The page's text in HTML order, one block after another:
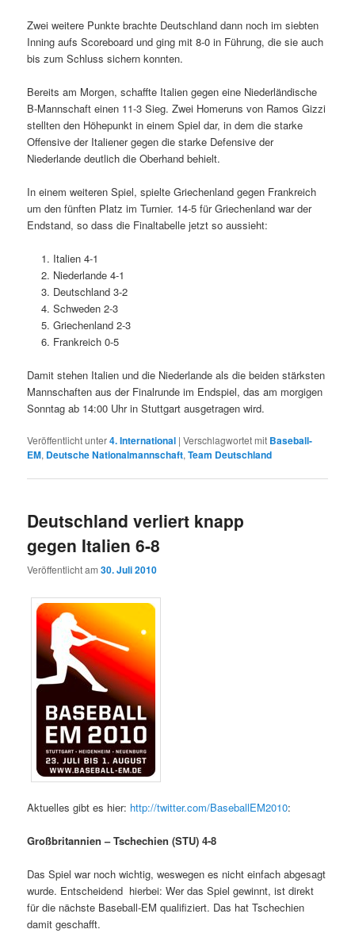
Zwei weitere Punkte brachte Deutschland dann noch im siebten
Inning aufs Scoreboard und ging mit 8-0 in Führung, die sie auch
bis zum Schluss sichern konnten.
Bereits am Morgen, schaffte Italien gegen eine Niederländische
B-Mannschaft einen 11-3 Sieg. Zwei Homeruns von Ramos Gizzi
stellten den Höhepunkt in einem Spiel dar, in dem die starke
Offensive der Italiener gegen die starke Defensive der
Niederlande deutlich die Oberhand behielt.
In einem weiteren Spiel, spielte Griechenland gegen Frankreich
um den fünften Platz im Turnier. 14-5 für Griechenland war der
Endstand, so dass die Finaltabelle jetzt so aussieht:
Italien 4-1
Niederlande 4-1
Deutschland 3-2
Schweden 2-3
Griechenland 2-3
Frankreich 0-5
Damit stehen Italien und die Niederlande als die beiden stärksten
Mannschaften aus der Finalrunde im Endspiel, das am morgigen
Sonntag ab 14:00 Uhr in Stuttgart ausgetragen wird.
Veröffentlicht unter4. International |Verschlagwortet mit Baseball-
EM, Deutsche Nationalmannschaft,Team Deutschland
Deutschland verliert knapp
gegen Italien 6-8
Veröffentlicht am30. Juli 2010
Aktuelles gibt es hier: http://twitter.com/BaseballEM2010:
Großbritannien – Tschechien (STU) 4-8
Das Spiel war noch wichtig, weswegen es nicht einfach abgesagt
wurde. Entscheidend hierbei: Wer das Spiel gewinnt, ist direkt
für die nächste Baseball-EM qualifiziert. Das hat Tschechien
damit geschafft.